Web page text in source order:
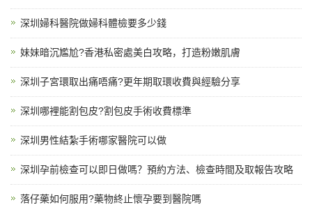
深圳婦科醫院做婦科體檢要多少錢
妹妹暗沉尷尬?香港私密處美白攻略，打造粉嫩肌膚
深圳子宮環取出痛唔痛?更年期取環收費與經驗分享
深圳哪裡能割包皮?割包皮手術收費標準
深圳男性結紮手術哪家醫院可以做
深圳孕前檢查可以即日做嗎？預約方法、檢查時間及取報告攻略
落仔藥如何服用?藥物終止懷孕要到醫院嗎